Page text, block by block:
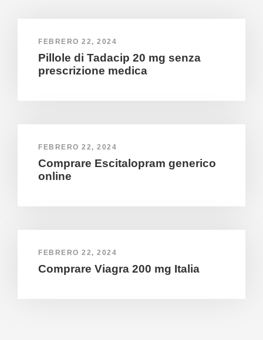
FEBRERO 22, 2024
Pillole di Tadacip 20 mg senza
prescrizione medica
FEBRERO 22, 2024
Comprare Escitalopram generico
online
FEBRERO 22, 2024
Comprare Viagra 200 mg Italia